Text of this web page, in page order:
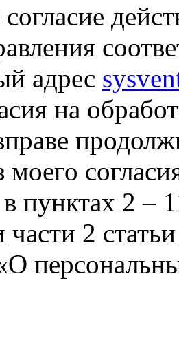
адрес
на
моего
пунктах 2 –
части 2